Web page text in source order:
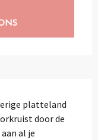
platteland
door de
al je